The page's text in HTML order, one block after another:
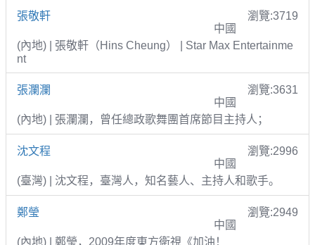
張敬軒
瀏覽:3719
中國
(內地) | 張敬軒（Hins Cheung） | Star Max Entertainme
nt
張瀾瀾
瀏覽:3631
中國
(內地) | 張瀾瀾，曾任總政歌舞團首席節目主持人；
沈文程
瀏覽:2996
中國
(臺灣) | 沈文程，臺灣人，知名藝人、主持人和歌手。
鄭瑩
瀏覽:2949
中國
(內地) | 鄭瑩，2009年度東方衛視《加油！